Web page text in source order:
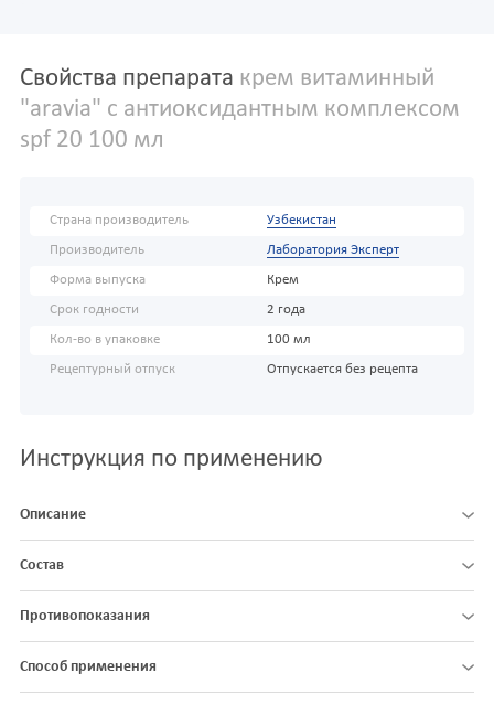
Свойства препарата крем витаминный
"aravia" с антиоксидантным комплексом
spf 20 100 мл
Страна производитель Узбекистан
Производитель Лаборатория Эксперт
Форма выпуска Крем
Срок годности 2 года
Кол-во в упаковке 100 мл
Рецептурный отпуск Отпускается без рецепта
Инструкция по применению
Описание
Состав
Противопоказания
Способ применения